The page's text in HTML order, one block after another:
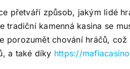
přetváří způsob, jakým lidé
tradiční kamenná kasina se
porozumět chování hráčů,
a také díky https://